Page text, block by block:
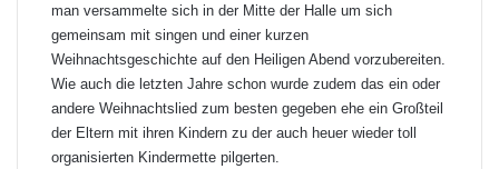
man versammelte sich in der Mitte der Halle um sich
gemeinsam mit singen und einer kurzen
Weihnachtsgeschichte auf den Heiligen Abend vorzubereiten.
Wie auch die letzten Jahre schon wurde zudem das ein oder
andere Weihnachtslied zum besten gegeben ehe ein Großteil
der Eltern mit ihren Kindern zu der auch heuer wieder toll
organisierten Kindermette pilgerten.